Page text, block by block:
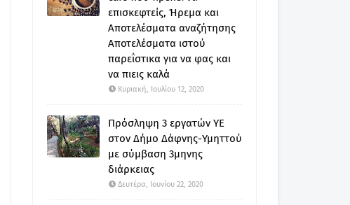
επισκεφτείς, Ήρεμα και
Αποτελέσματα αναζήτησης
Αποτελέσματα ιστού
παρεΐστικα για να φας και
να πιεις καλά
Κυριακή, Ιουλίου 12, 2020
Πρόσληψη 3 εργατών ΥΕ
στον Δήμο Δάφνης-Υμηττού
με σύμβαση 3μηνης
διάρκειας
Δευτέρα, Ιουνίου 22, 2020